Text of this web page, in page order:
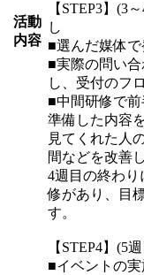
活動
内容
【STEP3】(3
し
■選んだ媒体
■実際の問い
し、受付のフ
■中間研修で
準備した内容
見てくれた人
間などを改善
4週目の終わ
修があり、目
す。
【STEP4】(5
■イベントの